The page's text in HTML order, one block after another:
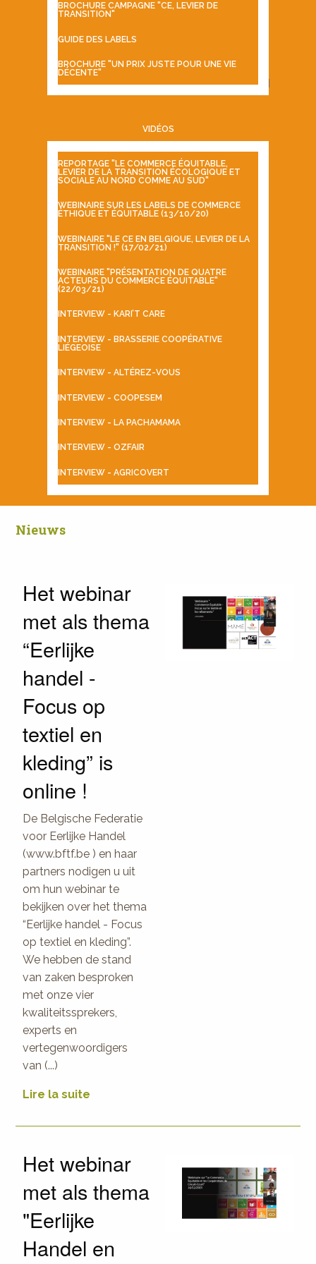
BROCHURE CAMPAGNE "CE, LEVIER DE
TRANSITION"
GUIDE DES LABELS
BROCHURE "UN PRIX JUSTE POUR UNE VIE
DÉCENTE"
VIDÉOS
REPORTAGE "LE COMMERCE ÉQUITABLE,
LEVIER DE LA TRANSITION ÉCOLOGIQUE ET
SOCIALE AU NORD COMME AU SUD"
WEBINAIRE SUR LES LABELS DE COMMERCE
ÉTHIQUE ET ÉQUITABLE (13/10/20)
WEBINAIRE "LE CE EN BELGIQUE, LEVIER DE LA
TRANSITION !" (17/02/21)
WEBINAIRE "PRÉSENTATION DE QUATRE
ACTEURS DU COMMERCE ÉQUITABLE"
(22/03/21)
INTERVIEW - KARI’T CARE
INTERVIEW - BRASSERIE COOPÉRATIVE
LIÉGEOISE
INTERVIEW - ALTÉREZ-VOUS
INTERVIEW - COOPESEM
INTERVIEW - LA PACHAMAMA
INTERVIEW - OZFAIR
INTERVIEW - AGRICOVERT
Nieuws
Het webinar
met als thema
“Eerlijke
handel -
Focus op
textiel en
kleding” is
online !
De Belgische Federatie
voor Eerlijke Handel
(www.bftf.be ) en haar
partners nodigen u uit
om hun webinar te
bekijken over het thema
“Eerlijke handel - Focus
op textiel en kleding”.
We hebben de stand
van zaken besproken
met onze vier
kwaliteitssprekers,
experts en
vertegenwoordigers
van (...)
Lire la suite
Het webinar
met als thema
"Eerlijke
Handel en